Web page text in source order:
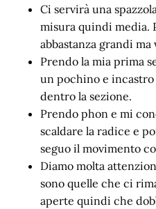
Ci servirà una
misura quindi media.
abbastanza grandi
Prendo la mia prima
un pochino e incastro
dentro la sezione.
Prendo phon e mi
scaldare la radice e
seguo il movimento
Diamo molta
sono quelle che ci
aperte quindi che